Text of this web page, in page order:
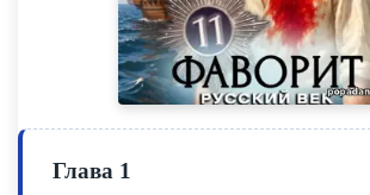
Глава 1